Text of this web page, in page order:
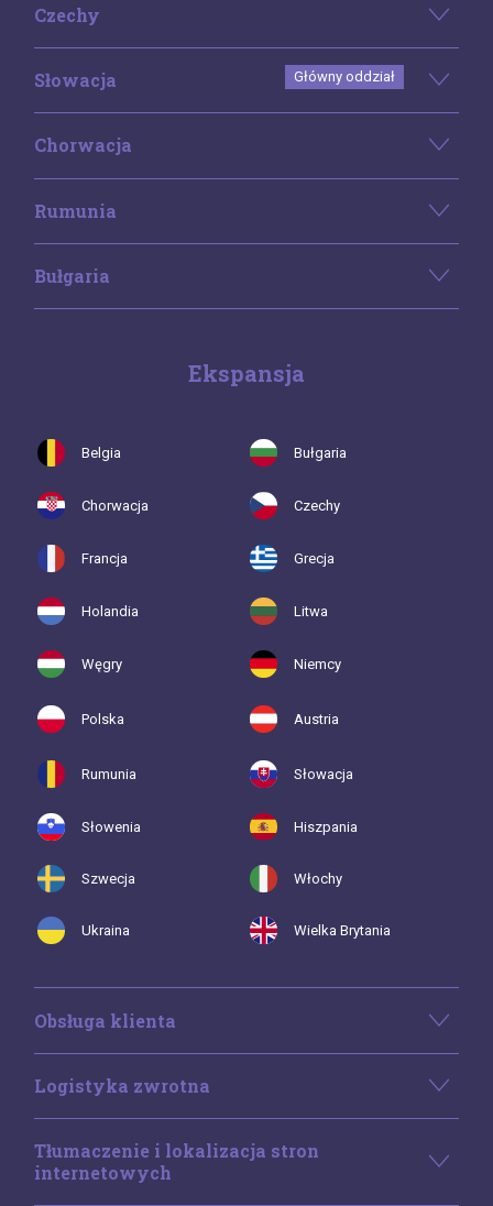
Czechy
Słowacja Główny oddział
Chorwacja
Rumunia
Bułgaria
Ekspansja
Belgia Bułgaria
Chorwacja Czechy
Francja Grecja
Holandia Litwa
Węgry Niemcy
Polska Austria
Rumunia Słowacja
Słowenia Hiszpania
Szwecja Włochy
Ukraina Wielka Brytania
Obsługa klienta
Logistyka zwrotna
Tłumaczenie i lokalizacja stron
internetowych